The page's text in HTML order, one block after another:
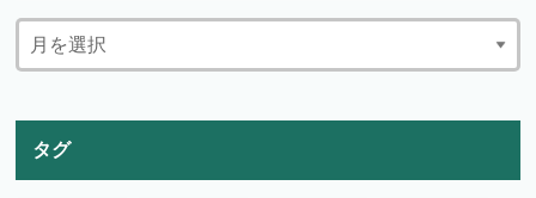
タグ